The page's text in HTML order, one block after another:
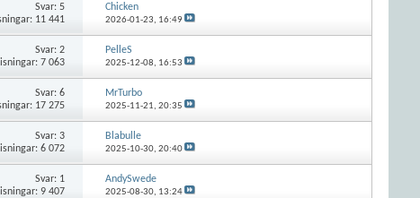
Svar:5
11 441
Chicken
2026-01-23, 16:49
Svar:2
7 063
PelleS
2025-12-08, 16:53
Svar:6
17 275
MrTurbo
2025-11-21, 20:35
Svar:3
6 072
Blabulle
2025-10-30, 20:40
Svar: 1
9 407
AndySwede
2025-08-30, 13:24